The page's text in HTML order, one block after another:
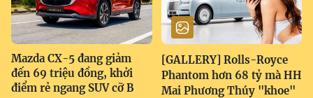
Mazda CX-5 đang giảm
đến 69 triệu đồng, khởi
điểm rẻ ngang SUV cỡ B
[GALLERY] Rolls-Royce
Phantom hơn 68 tỷ mà HH
Mai Phương Thúy "khoe"